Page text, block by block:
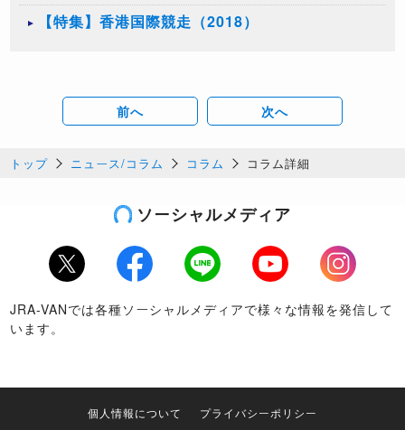
【特集】香港国際競走（2018）
前へ 次へ
トップ ニュース/コラム コラム コラム詳細
ソーシャルメディア
Twitter Facebook LINE Youtube
Instagram
JRA-VANでは各種ソーシャルメディアで様々な情報を発信して
います。
個人情報について プライバシーポリシー